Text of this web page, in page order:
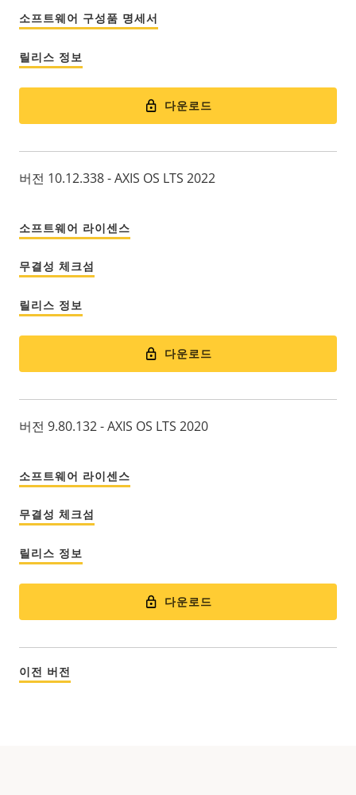
소프트웨어 구성품 명세서
릴리스 정보
다운로드
버전 10.12.338 - AXIS OS LTS 2022
소프트웨어 라이센스
무결성 체크섬
릴리스 정보
다운로드
버전 9.80.132 - AXIS OS LTS 2020
소프트웨어 라이센스
무결성 체크섬
릴리스 정보
다운로드
이전 버전